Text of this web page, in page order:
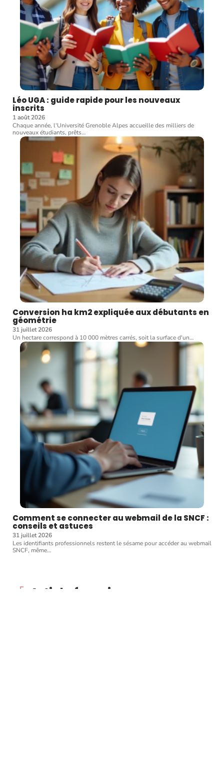
Léo UGA : guide rapide pour les nouveaux
inscrits
1 août 2026
Chaque année, l'Université Grenoble Alpes accueille des milliers de
nouveaux étudiants, prêts…
Conversion ha km2 expliquée aux débutants en
géométrie
31 juillet 2026
Un hectare correspond à 10 000 mètres carrés, soit la surface d'un…
Comment se connecter au webmail de la SNCF :
conseils et astuces
31 juillet 2026
Les identifiants professionnels restent le sésame pour accéder au webmail
SNCF, même…
Article favori